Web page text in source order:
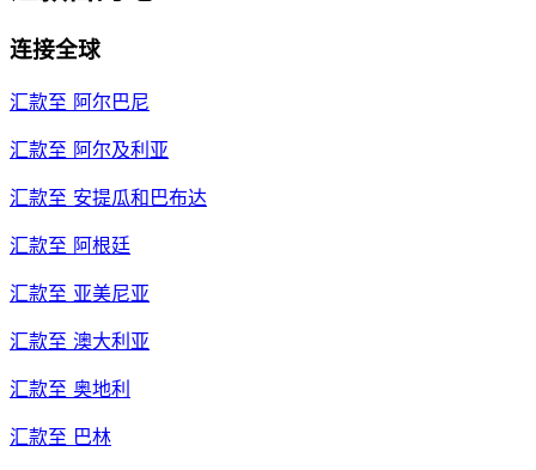
连接全球
汇款至 阿尔巴尼
汇款至 阿尔及利亚
汇款至 安提瓜和巴布达
汇款至 阿根廷
汇款至 亚美尼亚
汇款至 澳大利亚
汇款至 奥地利
汇款至 巴林